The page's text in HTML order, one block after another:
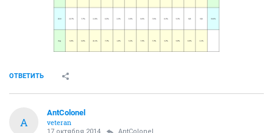
ОТВЕТИТЬ
A
AntColonel
veteran